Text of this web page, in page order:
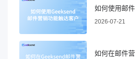
如何使用邮
2026-07-21